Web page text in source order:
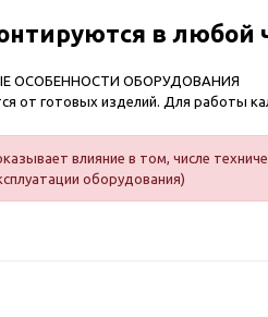
в любой
ОСОБЕННОСТИ ОБОРУДОВАНИЯ
от готовых изделий. Для работы
влияние в том, числе
оборудования)